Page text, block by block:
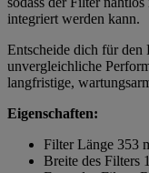
integriert werden kann.
Entscheide dich für
unvergleichliche
langfristige,
Eigenschaften:
Filter Länge 353
Breite des Filters